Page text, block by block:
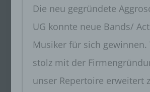
Die neu gegründete
UG konnte neue Bands/
Musiker für sich gewinnen.
stolz mit der
unser Repertoire erweitert